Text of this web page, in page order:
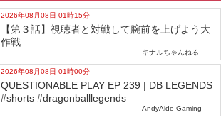
2026年08月08日 01時15分
【第３話】視聴者と対戦して腕前を上げよう大
作戦
キナルちゃんねる
2026年08月08日 01時00分
QUESTIONABLE PLAY EP 239 | DB LEGENDS
#shorts #dragonballlegends
AndyAide Gaming